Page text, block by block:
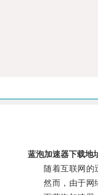
蓝泡加速器下载地
随着互联网的迅
然而，由于网络